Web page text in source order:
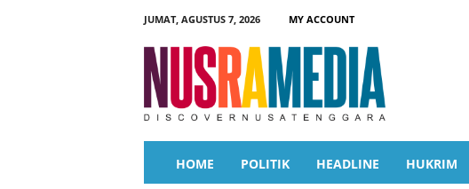
JUMAT, AGUSTUS 7, 2026
MY ACCOUNT
a
HOME POLITIK HEADLINE HUKRIM